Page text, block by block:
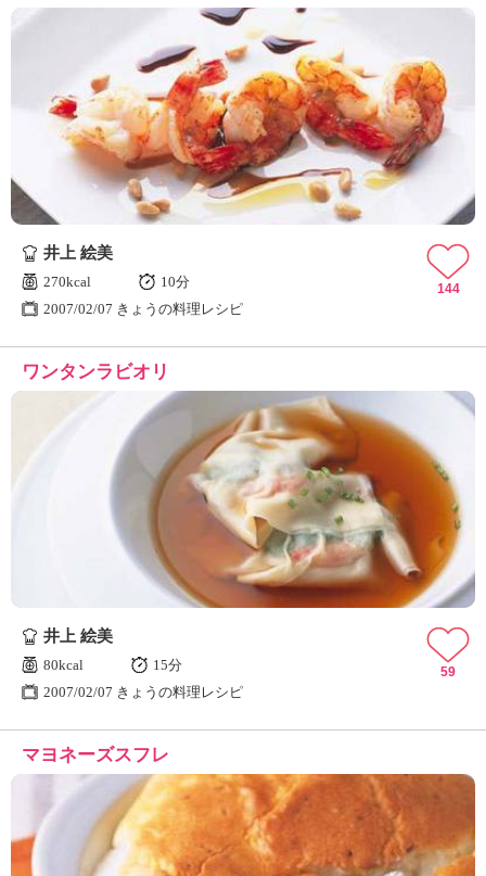
井上 絵美
270kcal
10分
2007/02/07 きょうの料理レシピ
144
ワンタンラビオリ
井上 絵美
80kcal
15分
2007/02/07 きょうの料理レシピ
59
マヨネーズスフレ